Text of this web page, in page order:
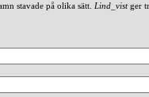
stavade på olika sätt. Lind_vistger